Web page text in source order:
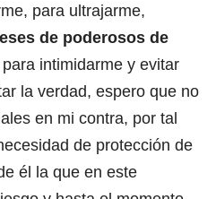
para ultrajarme,
de poderosos de
para intimidarme y evitar
la verdad, espero que no
en mi contra, por tal
de protección de
él la que en este